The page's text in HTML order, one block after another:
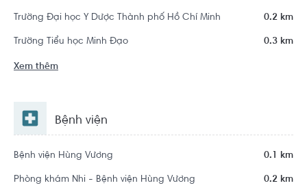
Trường Đại học Y Dược Thành phố Hồ Chí Minh 0.2 km
Trường Tiểu học Minh Đạo 0.3 km
Xem thêm
Bệnh viện
Bệnh viện Hùng Vương 0.1 km
Phòng khám Nhi - Bệnh viện Hùng Vương 0.2 km